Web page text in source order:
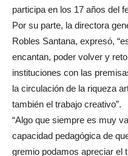
participa en los 17 años del
Por su parte, la directora
Robles Santana, expresó,
encantan, poder volver y
instituciones con las
la circulación de la riqueza
también el trabajo creativo”.
“Algo que siempre es muy
capacidad pedagógica de
gremio podamos apreciar el